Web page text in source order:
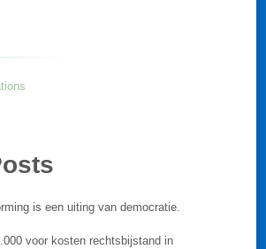
is een uiting van democratie.
voor kosten rechtsbijstand in